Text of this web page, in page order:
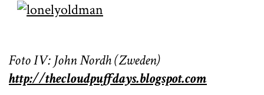
Foto IV: John Nordh (Zweden)
http://thecloudpuffdays.blogspot.com